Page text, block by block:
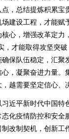
，总结提炼积累宝
建设工程，才能赋
心，增强改革定力
，才能取得攻坚突
保队伍稳定，汇聚
，凝聚奋进力量
越需要坚定信心、
平新时代中国特
化疫情防控和安
改制契机，创新